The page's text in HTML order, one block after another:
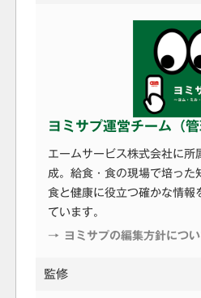
ヨミサプ運営チーム（管
エームサービス株式会社に
成。給食・食の現場で培っ
食と健康に役立つ確かな情
ています。
→ ヨミサプの編集方針につ
監修